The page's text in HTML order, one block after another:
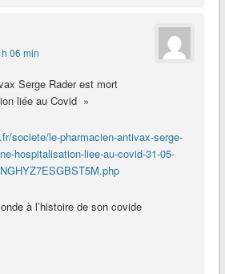
06 min
Serge Rader est mort
liée au Covid »
societe/le-pharmacien-antivax-serge-
hospitalisation-liee-au-covid-31-05-
à l’histoire de son covide